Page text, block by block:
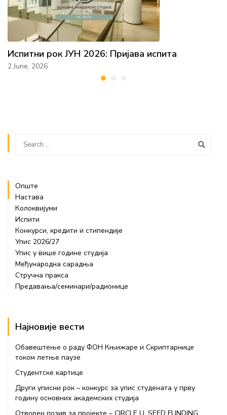
Испитни рок ЈУН 2026: Пријава испита
2 June, 2026
Опште
Настава
Колоквијуми
Испити
Конкурси, кредити и стипендије
Упис 2026/27
Упис у више године студија
Међународна сарадња
Стручна пракса
Предавања/семинари/радионице
Најновије вести
Обавештење о раду ФОН Књижаре и Скриптарнице
током летње паузе
Студентске картице
Други уписни рок – конкурс за упис студената у прву
годину основних академских студија
Отворен позив за пројекте – CIRCLE U. SEED FUNDING